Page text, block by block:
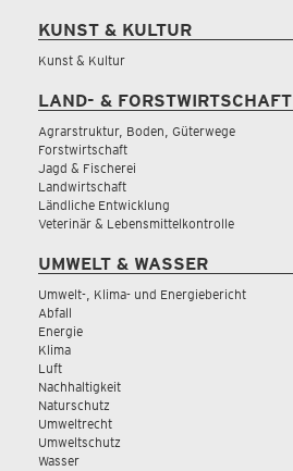
KUNST & KULTUR
Kunst & Kultur
LAND- & FORSTWIRTSCHAFT
Agrarstruktur, Boden, Güterwege
Forstwirtschaft
Jagd & Fischerei
Landwirtschaft
Ländliche Entwicklung
Veterinär & Lebensmittelkontrolle
UMWELT & WASSER
Umwelt-, Klima- und Energiebericht
Abfall
Energie
Klima
Luft
Nachhaltigkeit
Naturschutz
Umweltrecht
Umweltschutz
Wasser